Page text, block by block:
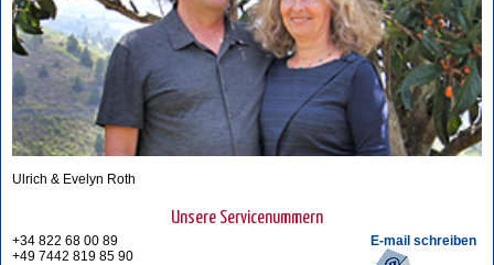
Ulrich & Evelyn Roth
Unsere Servicenummern
E-mail schreiben
+34 822 68 00 89
+49 7442 819 85 90